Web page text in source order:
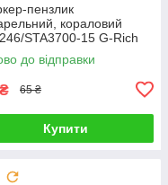
пензлик
кораловий
STA3700-15 G-Rich
до відправки
₴ 65 ₴
Купити